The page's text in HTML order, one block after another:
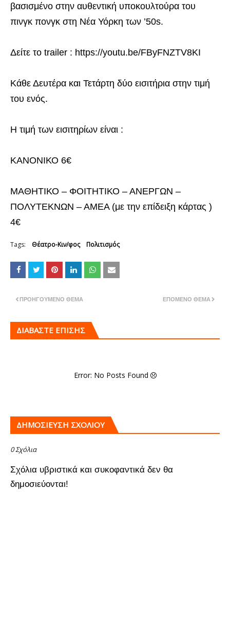
βασισμένο στην αυθεντική υποκουλτούρα του
πινγκ πονγκ στη Νέα Υόρκη των ’50s.
Δείτε το trailer : https://youtu.be/FByFNZTV8KI
Κάθε Δευτέρα και Τετάρτη δύο εισιτήρια στην τιμή
του ενός.
Η τιμή των εισιτηρίων είναι :
ΚΑΝΟΝΙΚΟ 6€
ΜΑΘΗΤΙΚΟ – ΦΟΙΤΗΤΙΚΟ – ΑΝΕΡΓΩΝ –
ΠΟΛΥΤΕΚΝΩΝ – ΑΜΕΑ (με την επίδειξη κάρτας )
4€
Tags: Θέατρο-Κιν/φος Πολιτισμός
ΕΠΌΜΕΝΟ ΘΈΜΑ
ΠΡΟΗΓΟΎΜΕΝΟ ΘΈΜΑ
ΔΙΑΒΑΣΤΕ ΕΠΙΣΗΣ
Error: No Posts Found
ΔΗΜΟΣΊΕΥΣΗ ΣΧΟΛΊΟΥ
0 Σχόλια
Σχόλια υβριστικά και συκοφαντικά δεν θα
δημοσιεύονται!